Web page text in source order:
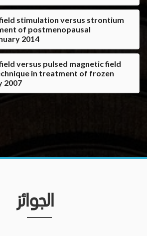
stimulation versus strontium
of postmenopausal
2014
versus pulsed magnetic field
in treatment of frozen
2007
الجوائز